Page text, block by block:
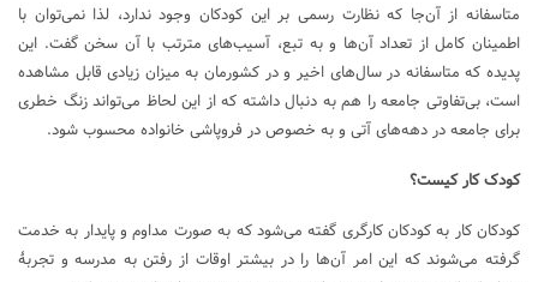
متاسفانه از آن‌جا که نظارت رسمی بر این کودکان وجود ندارد، لذا نمی‌توان با
اطمینان کامل از تعداد آن‌ها و به تبع، آسیب‌های مترتب با آن سخن گفت. این
پدیده که متاسفانه در سال‌های اخیر و در کشورمان به میزان زیادی قابل مشاهده
است، بی‌تفاوتی جامعه را هم به دنبال داشته که از این لحاظ می‌تواند زنگ خطری
برای جامعه در دهه‌های آتی و به خصوص در فروپاشی خانواده محسوب شود.
کودک کار کیست؟
کودکان کار به کودکان کارگری گفته می‌شود که به صورت مداوم و پایدار به خدمت
گرفته می‌شوند که این امر آن‌ها را در بیشتر اوقات از رفتن به مدرسه و تجربۀ